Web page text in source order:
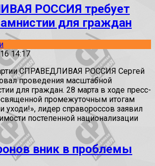
РОССИЯ требует
для граждан
14:17
СПРАВЕДЛИВАЯ РОССИЯ Сергей
проведения масштабной
для граждан. 28 марта в ходе пресс-
промежуточным итогам
уходи!», лидер справороссов заявил
постепенной национализации
вник в проблемы